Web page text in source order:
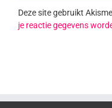
Deze site gebruikt
je reactie gegevens